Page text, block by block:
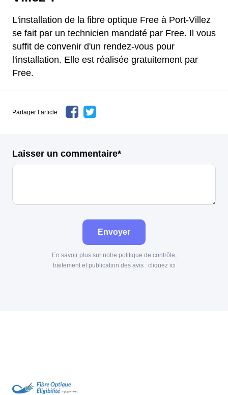
L'installation de la fibre optique Free à Port-Villez
se fait par un technicien mandaté par Free. Il vous
suffit de convenir d'un rendez-vous pour
l'installation. Elle est réalisée gratuitement par
Free.
Partager l’article :
Laisser un commentaire*
Envoyer
En savoir plus sur notre politique de contrôle,
traitement et publication des avis : cliquez ici